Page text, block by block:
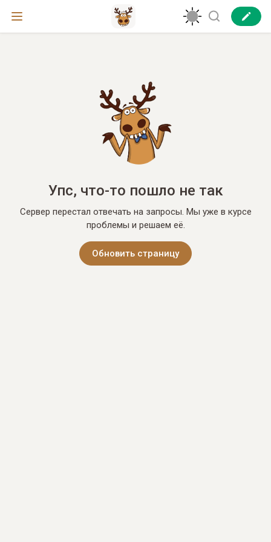
Упс, что-то пошло не так
Сервер перестал отвечать на запросы. Мы уже в курсе
проблемы и решаем её.
Обновить страницу